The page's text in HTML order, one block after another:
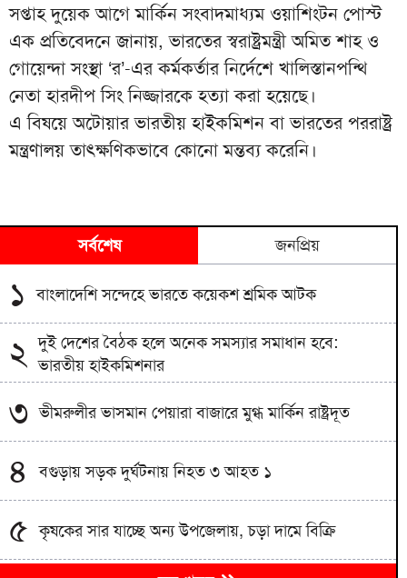
সপ্তাহ দুয়েক আগে মার্কিন সংবাদমাধ্যম ওয়াশিংটন পোস্ট
এক প্রতিবেদনে জানায়, ভারতের স্বরাষ্ট্রমন্ত্রী অমিত শাহ ও
গোয়েন্দা সংস্থা ‘র’-এর কর্মকর্তার নির্দেশে খালিস্তানপন্থি
নেতা হারদীপ সিং নিজ্জারকে হত্যা করা হয়েছে।
এ বিষয়ে অটোয়ার ভারতীয় হাইকমিশন বা ভারতের পররাষ্ট্র
মন্ত্রণালয় তাৎক্ষণিকভাবে কোনো মন্তব্য করেনি।
সর্বশেষ জনপ্রিয়
১ বাংলাদেশি সন্দেহে ভারতে কয়েকশ শ্রমিক আটক
২
দুই দেশের বৈঠক হলে অনেক সমস্যার সমাধান হবে:
ভারতীয় হাইকমিশনার
৩ ভীমরুলীর ভাসমান পেয়ারা বাজারে মুগ্ধ মার্কিন রাষ্ট্রদূত
৪ বগুড়ায় সড়ক দুর্ঘটনায় নিহত ৩ আহত ১
৫ কৃষকের সার যাচ্ছে অন্য উপজেলায়, চড়া দামে বিক্রি